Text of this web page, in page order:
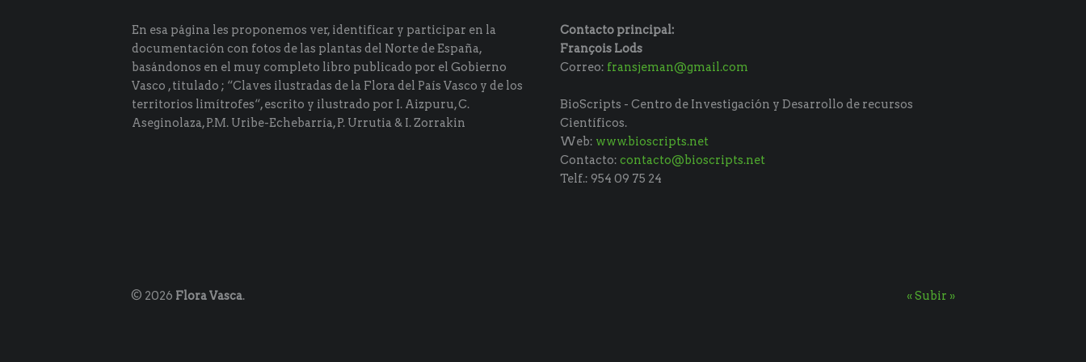
En esa página les proponemos ver, identificar y participar en la
documentación con fotos de las plantas del Norte de España,
basándonos en el muy completo libro publicado por el Gobierno
Vasco , titulado ; “Claves ilustradas de la Flora del País Vasco y de los
territorios limítrofes“, escrito y ilustrado por I. Aizpuru, C.
Aseginolaza, P.M. Uribe-Echebarría, P. Urrutia & I. Zorrakin
Contacto principal:
François Lods
Correo: fransjeman@gmail.com
BioScripts - Centro de Investigación y Desarrollo de recursos
Científicos.
Web: www.bioscripts.net
Contacto:contacto@bioscripts.net
Telf.: 954 09 75 24
© 2026 Flora Vasca. « Subir »